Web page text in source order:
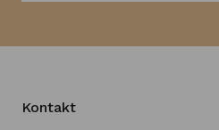
Kontakt